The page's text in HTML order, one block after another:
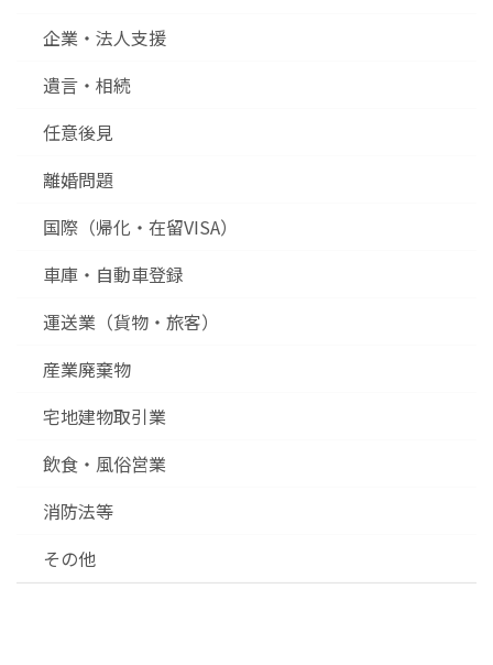
企業・法人支援
遺言・相続
任意後見
離婚問題
国際（帰化・在留VISA）
車庫・自動車登録
運送業（貨物・旅客）
産業廃棄物
宅地建物取引業
飲食・風俗営業
消防法等
その他